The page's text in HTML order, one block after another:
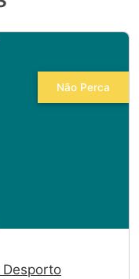
Não Perca
Desporto